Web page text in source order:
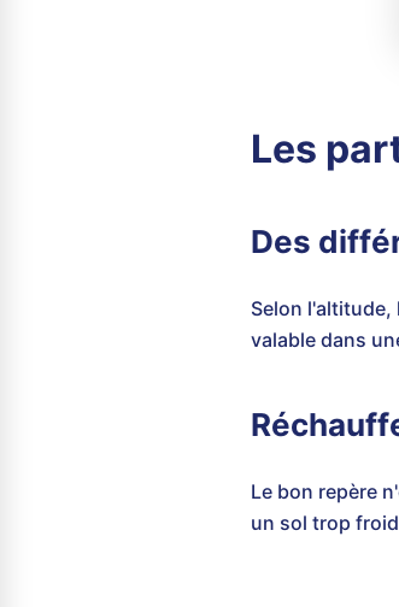
Les
Des
Selon
valable dans
Le bon repère
un sol trop